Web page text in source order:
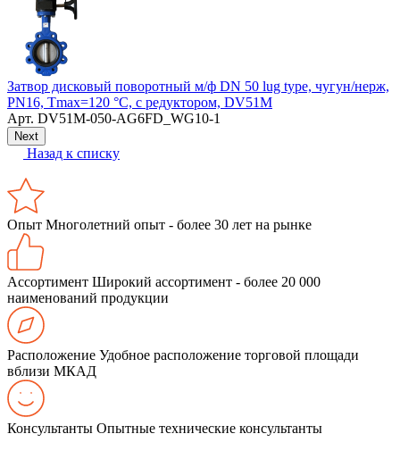
Затвор дисковый поворотный м/ф DN 50 lug type, чугун/нерж,
PN16, Тmax=120 °C, с редуктором, DV51М
Арт. DV51M-050-AG6FD_WG10-1
Next
Назад к списку
Опыт Многолетний опыт - более 30 лет на рынке
Ассортимент Широкий ассортимент - более 20 000
наименований продукции
Расположение Удобное расположение торговой площади
вблизи МКАД
Консультанты Опытные технические консультанты